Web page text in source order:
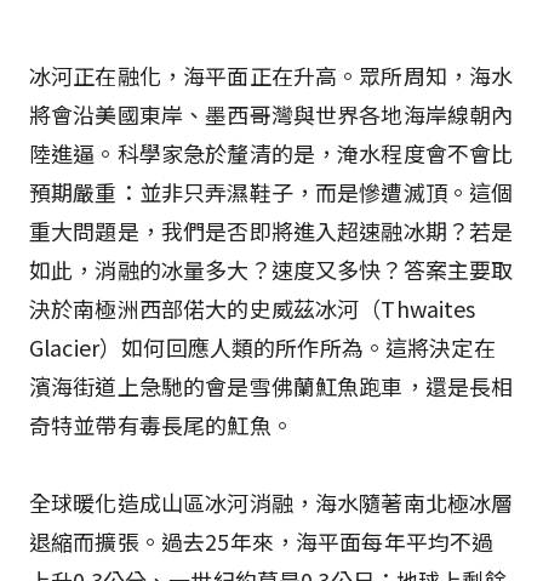
冰河正在融化，海平面正在升高。眾所周知，海水
將會沿美國東岸、墨西哥灣與世界各地海岸線朝內
陸進逼。科學家急於釐清的是，淹水程度會不會比
預期嚴重：並非只弄濕鞋子，而是慘遭滅頂。這個
重大問題是，我們是否即將進入超速融冰期？若是
如此，消融的冰量多大？速度又多快？答案主要取
決於南極洲西部偌大的史威茲冰河（Thwaites
Glacier）如何回應人類的所作所為。這將決定在
濱海街道上急馳的會是雪佛蘭魟魚跑車，還是長相
奇特並帶有毒長尾的魟魚。
全球暖化造成山區冰河消融，海水隨著南北極冰層
退縮而擴張。過去25年來，海平面每年平均不過